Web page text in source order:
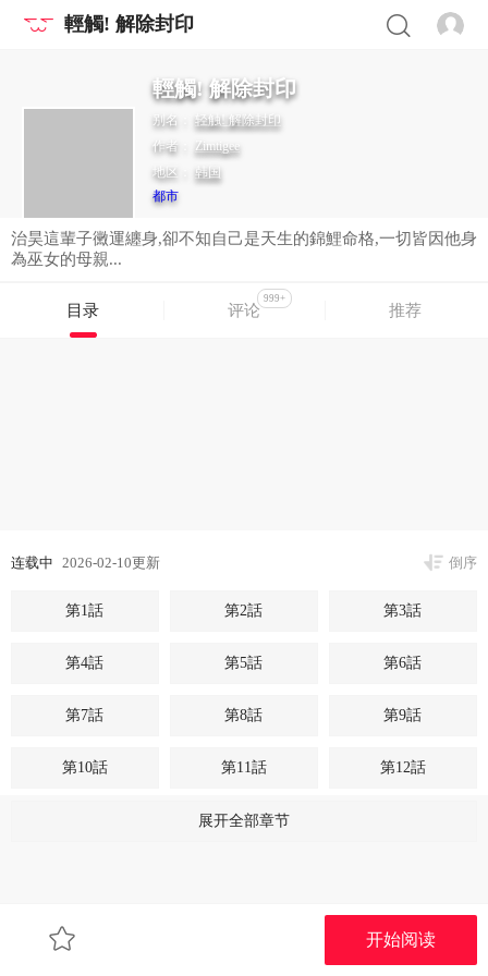
輕觸! 解除封印
輕觸! 解除封印
别名： 轻触! 解除封印
作者： Zimtigee
地区： 韩国
都市
治昊這輩子黴運纏身,卻不知自己是天生的錦鯉命格,一切皆因他身
為巫女的母親...
目录 评论
999+
推荐
连载中 2026-02-10更新 倒序
第1話 第2話 第3話
第4話 第5話 第6話
第7話 第8話 第9話
第10話 第11話 第12話
第14話
第19話
开始阅读
展开全部章节